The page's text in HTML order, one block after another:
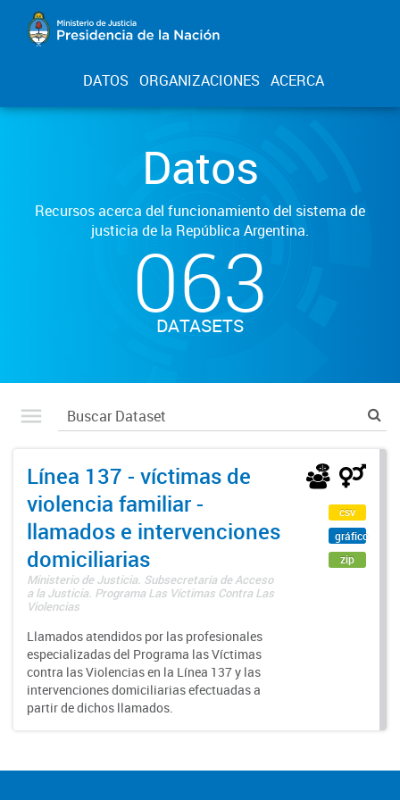
DATOS ORGANIZACIONES ACERCA
Datos
Recursos acerca del funcionamiento del sistema de
justicia de la República Argentina.
063
DATASETS
Línea 137 - víctimas de
violencia familiar -
llamados e intervenciones
domiciliarias
Ministerio de Justicia. Subsecretaría de Acceso
a la Justicia. Programa Las Víctimas Contra Las
Violencias
Llamados atendidos por las profesionales
especializadas del Programa las Víctimas
contra las Violencias en la Línea 137 y las
intervenciones domiciliarias efectuadas a
partir de dichos llamados.
csv
gráfico
zip